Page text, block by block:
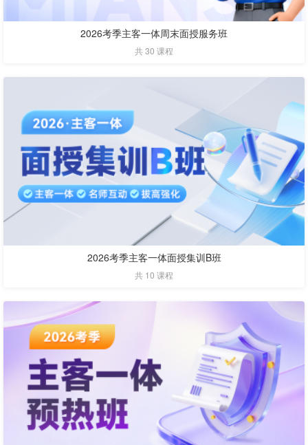
2026考季主客一体周末面授服务班
共 30 课程
2026考季主客一体面授集训B班
共 10 课程